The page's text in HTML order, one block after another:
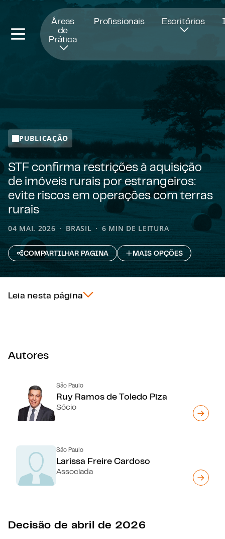
Áreas
de
Prática
Profissionais Escritórios
PUBLICAÇÃO
STF confirma restrições à aquisição
de imóveis rurais por estrangeiros:
evite riscos em operações com terras
rurais
04 MAI. 2026 BRASIL 6 MIN DE LEITURA
COMPARTILHAR PAGINA MAIS OPÇÕES
Leia nesta página
Autores
São Paulo
Ruy Ramos de Toledo Piza
Sócio
São Paulo
Larissa Freire Cardoso
Associada
Decisão de abril de 2026
Abre numa nova janela